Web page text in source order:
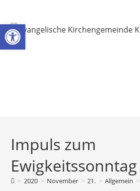
springen
Impuls zum
Ewigkeitssonntag
> 2020 > November > 21. > Allgemein >
Werkzeugleiste